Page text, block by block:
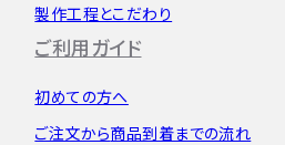
製作工程とこだわり
ご利用ガイド
初めての方へ
ご注文から商品到着までの流れ